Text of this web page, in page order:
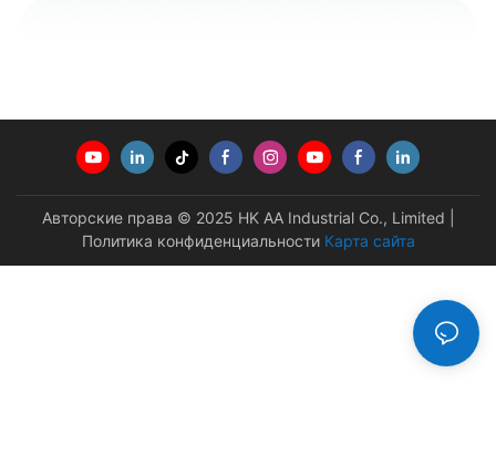
Авторские права © 2025 HK AA Industrial Co., Limited |
Политика конфиденциальности Карта сайта